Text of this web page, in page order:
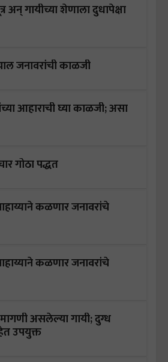
अन् गायीच्या शेणाला दुधापेक्षा
उन्हाळ्यात कशी घ्याल जनावरांची काळजी
आहाराची घ्या काळजी; असा
गोठा पद्धत
कळणार जनावरांचे
कळणार जनावरांचे
असलेल्या गायी; दुग्ध
व्यवसायासाठी आहेत उपयुक्त